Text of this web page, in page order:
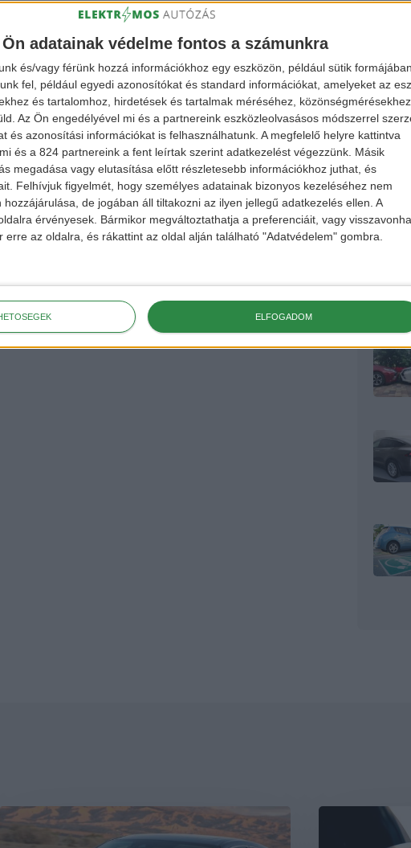
Ön adatainak védelme fontos a számunkra
és/vagy férünk hozzá információkhoz egy eszközön, például sütik
fel, például egyedi azonosítókat és standard információkat, amelyeket az
és tartalomhoz, hirdetések és tartalmak méréséhez,
Az Ön engedélyével mi és a partnereink eszközleolvasásos módszerrel
és azonosítási információkat is felhasználhatunk. A megfelelő helyre kattintva
és a 824 partnereink a fent leírtak szerint adatkezelést végezzünk. Másik
megadása vagy elutasítása előtt részletesebb információkhoz juthat, és
Felhívjuk figyelmét, hogy személyes adatainak bizonyos kezeléséhez nem
de jogában áll tiltakozni az ilyen jellegű adatkezelés ellen. A
érvényesek. Bármikor megváltoztathatja a preferenciáit, vagy
erre az oldalra, és rákattint az oldal alján található "Adatvédelem" gombra.
ELFOGADOM